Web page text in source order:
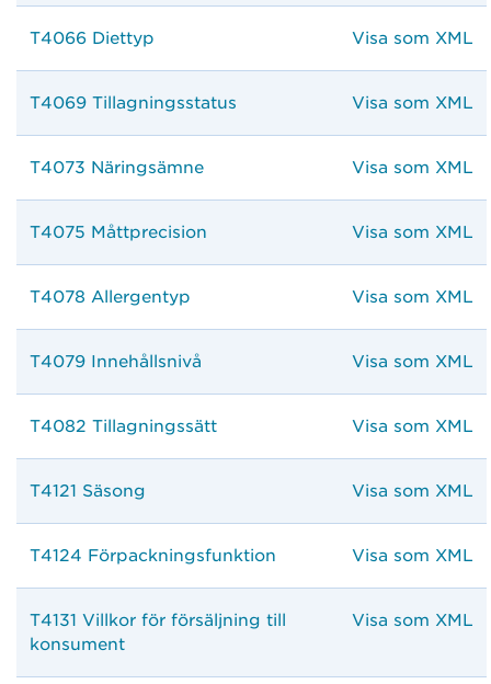
T4066 Diettyp Visa som XML
T4069 Tillagningsstatus Visa som XML
T4073 Näringsämne Visa som XML
T4075 Måttprecision Visa som XML
T4078 Allergentyp Visa som XML
T4079 Innehållsnivå Visa som XML
T4082 Tillagningssätt Visa som XML
T4121 Säsong Visa som XML
T4124 Förpackningsfunktion Visa som XML
T4131 Villkor för försäljning till
konsument
Visa som XML